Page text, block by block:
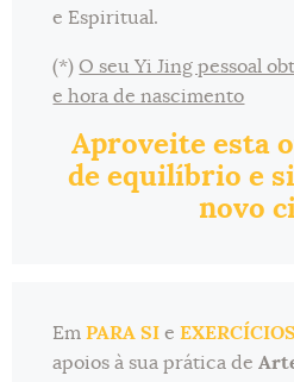
e Espiritual.
(*)O seu Yi Jing pessoal
e hora de nascimento
Aproveite esta
de equilíbrio e
novo
EmPARA SI eEXERCÍCIOS
apoios à sua prática de